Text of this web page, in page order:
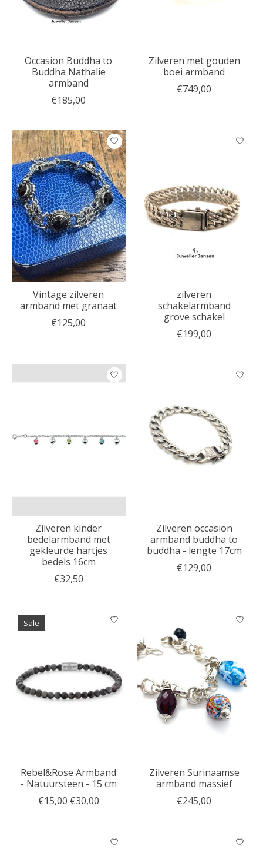
Occasion Buddha to
Buddha Nathalie
armband
€185,00
Zilveren met gouden
boei armband
€749,00
Vintage zilveren
armband met granaat
€125,00
zilveren
schakelarmband
grove schakel
€199,00
Zilveren kinder
bedelarmband met
gekleurde hartjes
bedels 16cm
€32,50
Zilveren occasion
armband buddha to
buddha - lengte 17cm
€129,00
Sale
Rebel&Rose Armband
- Natuursteen - 15 cm
€15,00 €30,00
Zilveren Surinaamse
armband massief
€245,00